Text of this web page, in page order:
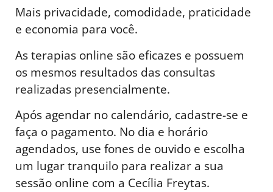
Mais privacidade, comodidade, praticidade
e economia para você.
As terapias online são eficazes e possuem
os mesmos resultados das consultas
realizadas presencialmente.
Após agendar no calendário, cadastre-se e
faça o pagamento. No dia e horário
agendados, use fones de ouvido e escolha
um lugar tranquilo para realizar a sua
sessão online com a Cecília Freytas.